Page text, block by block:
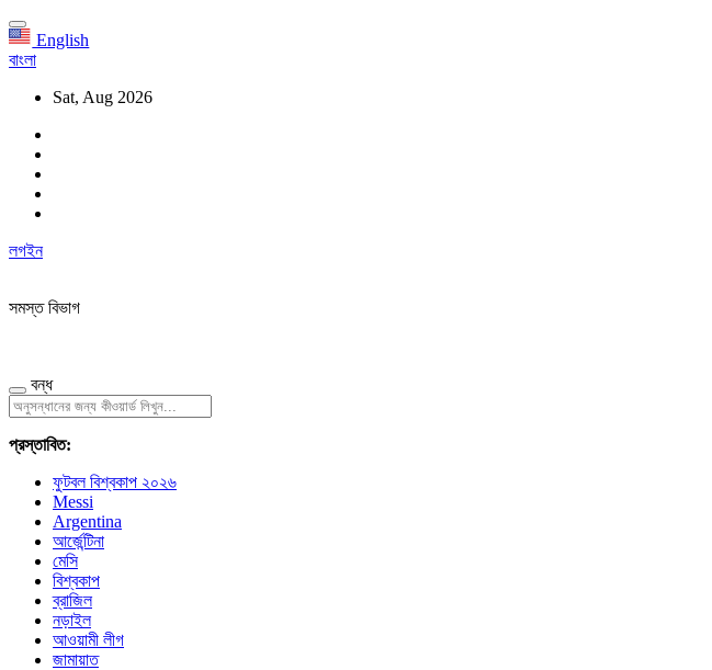
English
বাংলা
Sat, Aug 2026
লগইন
সমস্ত বিভাগ
বন্ধ
প্রস্তাবিত:
ফুটবল বিশ্বকাপ ২০২৬
Messi
Argentina
আর্জেন্টিনা
মেসি
বিশ্বকাপ
ব্রাজিল
নড়াইল
আওয়ামী লীগ
জামায়াত